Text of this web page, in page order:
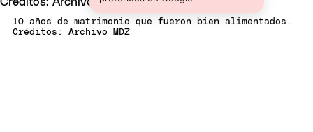
10 años de matrimonio que fueron bien alimentados.
Créditos: Archivo MDZ